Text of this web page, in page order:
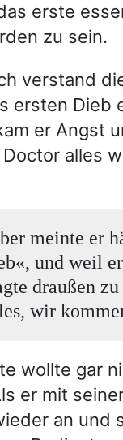
erste
zu sein.
verstand
ersten Dieb
er Angst
alles
meinte er
und weil
draußen
wir
wollte gar
er mit
an und